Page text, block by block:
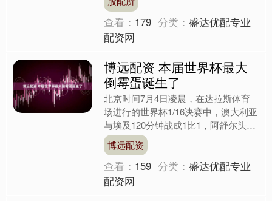
然没有就此打住的意思。....
查看： 179 分类：盛达优配专业
配资网
博远配资 本届世界杯最大
倒霉蛋诞生了
北京时间7月4日凌晨，在达拉斯体育
场进行的世界杯1/16决赛中，澳大利亚
与埃及120分钟战成1比1，阿舒尔头球
为埃及首开纪录，澳大利亚凭借对手的
乌龙球扳平。在点....
博远配资
查看： 159 分类：盛达优配专业
配资网